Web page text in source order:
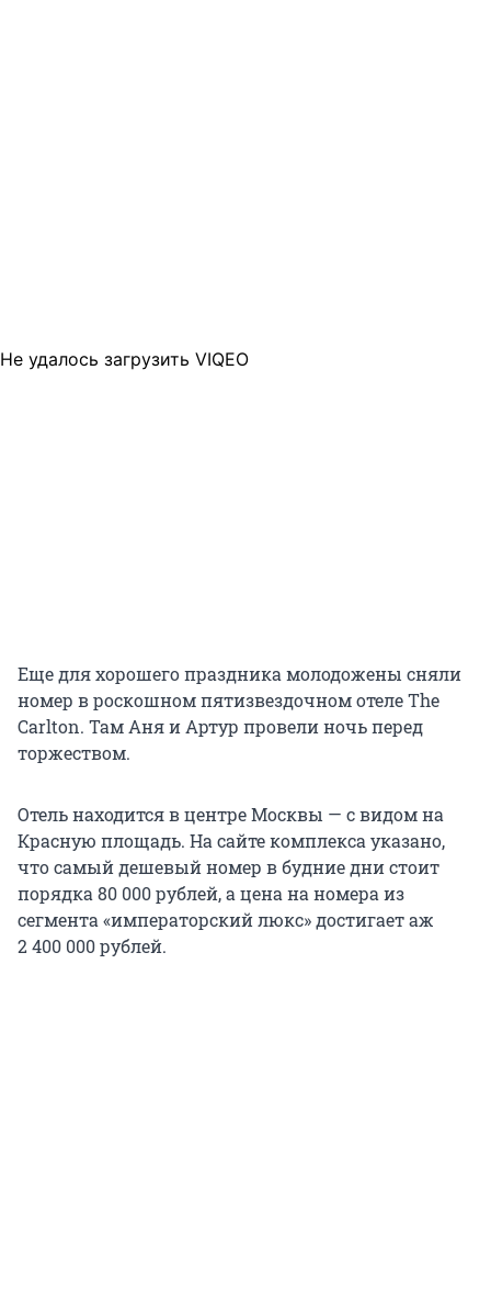
Не удалось загрузить VIQEO
Еще для хорошего праздника молодожены сняли
номер в роскошном пятизвездочном отеле The
Carlton. Там Аня и Артур провели ночь перед
торжеством.
Отель находится в центре Москвы — с видом на
Красную площадь. На сайте комплекса указано,
что самый дешевый номер в будние дни стоит
порядка 80 000 рублей, а цена на номера из
сегмента «императорский люкс» достигает аж
2 400 000 рублей.